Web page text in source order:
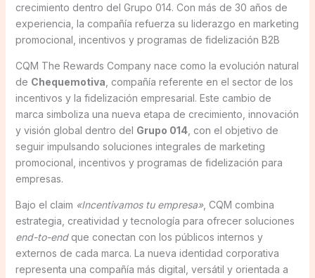
crecimiento dentro del Grupo 014. Con más de 30 años de
experiencia, la compañía refuerza su liderazgo en marketing
promocional, incentivos y programas de fidelización B2B
CQM The Rewards Company nace como la evolución natural
de Chequemotiva , compañía referente en el sector de los
incentivos y la fidelización empresarial. Este cambio de
marca simboliza una nueva etapa de crecimiento, innovación
y visión global dentro del Grupo 014, con el objetivo de
seguir impulsando soluciones integrales de marketing
promocional, incentivos y programas de fidelización para
empresas.
Bajo el claim «Incentivamos tu empresa», CQM combina
estrategia, creatividad y tecnología para ofrecer soluciones
end-to-endque conectan con los públicos internos y
externos de cada marca. La nueva identidad corporativa
representa una compañía más digital, versátil y orientada a